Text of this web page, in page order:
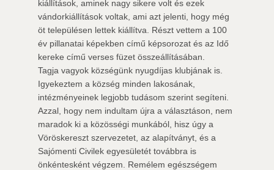
kiállítások, aminek nagy sikere volt és ezek
vándorkiállítások voltak, ami azt jelenti, hogy még
öt településen lettek kiállítva. Részt vettem a 100
év pillanatai képekben című képsorozat és az Idő
kereke című verses füzet összeállításában.
Tagja vagyok községünk nyugdíjas klubjának is.
Igyekeztem a község minden lakosának,
intézményeinek legjobb tudásom szerint segíteni.
Azzal, hogy nem indultam újra a választáson, nem
maradok ki a közösségi munkából, hisz úgy a
Vöröskereszt szervezetet, az alapítványt, és a
Sajómenti Civilek egyesületét továbbra is
önkéntesként végzem. Remélem egészségem